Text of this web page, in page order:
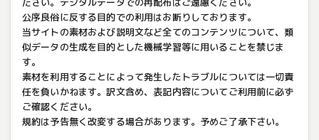
公序良俗に反する目的での利用はお断りしております。
当サイトの素材および説明文など全てのコンテンツについて、類
似データの生成を目的とした機械学習等に用いることを禁じま
す。
素材を利用することによって発生したトラブルについては一切責
任を負いかねます。訳文含め、表記内容についてご利用前に必ず
ご確認ください。
規約は予告無く改変する場合があります。予めご了承下さい。